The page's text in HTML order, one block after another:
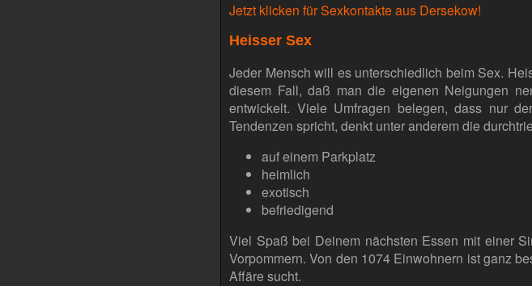
Jetzt klicken für Sexkontakte aus Dersekow!
Heisser Sex
Jeder Mensch will es unterschiedlich beim Sex.
diesem Fall, daß man die eigenen Neigungen
entwickelt. Viele Umfragen belegen, dass nur
Tendenzen spricht, denkt unter anderem die
auf einem Parkplatz
heimlich
exotisch
befriedigend
Viel Spaß bei Deinem nächsten Essen mit einer
Vorpommern. Von den 1074 Einwohnern ist ganz
Affäre sucht.